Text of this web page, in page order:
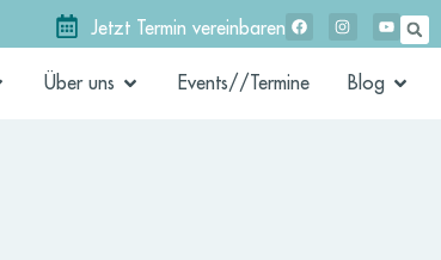
Jetzt Termin vereinbaren
Über uns Events//Termine Blog